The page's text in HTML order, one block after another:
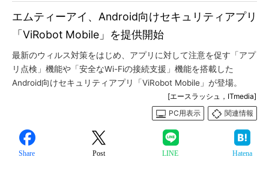
エムティーアイ、Android向けセキュリティアプリ
「ViRobot Mobile」を提供開始
最新のウィルス対策をはじめ、アプリに対して注意を促す「アプ
リ点検」機能や「安全なWi-Fiの接続支援」機能を搭載した
Android向けセキュリティアプリ「ViRobot Mobile」が登場。
[エースラッシュ，ITmedia]
PC用表示
関連情報
Share Post LINE Hatena